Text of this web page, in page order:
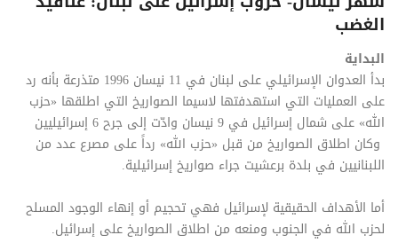
الغضب
البداية
بدأ العدوان الإسرائيلي على لبنان في 11 نيسان 1996 متذرعة بأنه رد
على العمليات التي استهدفتها لاسيما الصواريخ التي اطلقها «حزب
الله» على شمال إسرائيل في 9 نيسان وادّت إلى جرح 6 إسرائيليين
وكان اطلاق الصواريخ من قبل «حزب الله» رداً على مصرع عدد من
اللبنانيين في بلدة برعشيت جراء صواريخ إسرائيلية.
أما الأهداف الحقيقية لإسرائيل فهي تحجيم أو إنهاء الوجود المسلح
لحزب الله في الجنوب ومنعه من اطلاق الصواريخ على إسرائيل.